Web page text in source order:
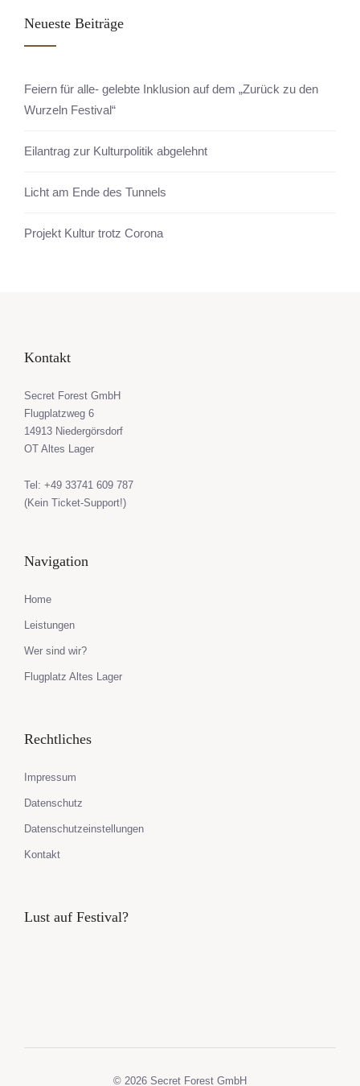
Neueste Beiträge
Feiern für alle- gelebte Inklusion auf dem „Zurück zu den
Wurzeln Festival“
Eilantrag zur Kulturpolitik abgelehnt
Licht am Ende des Tunnels
Projekt Kultur trotz Corona
Kontakt
Secret Forest GmbH
Flugplatzweg 6
14913 Niedergörsdorf
OT Altes Lager
Tel: +49 33741 609 787
(Kein Ticket-Support!)
Navigation
Home
Leistungen
Wer sind wir?
Flugplatz Altes Lager
Rechtliches
Impressum
Datenschutz
Datenschutzeinstellungen
Kontakt
Lust auf Festival?
© 2026 Secret Forest GmbH